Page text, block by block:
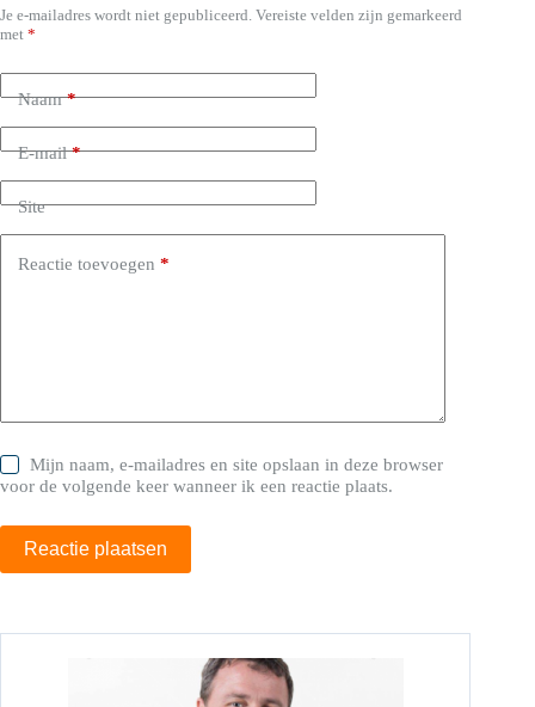
Je e-mailadres wordt niet gepubliceerd. Vereiste velden zijn gemarkeerd
met *
Naam*
E-mail*
Site
Reactie toevoegen *
Mijn naam, e-mailadres en site opslaan in deze browser
voor de volgende keer wanneer ik een reactie plaats.
Reactie plaatsen